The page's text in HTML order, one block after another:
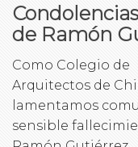
de Ramón
Como Colegio de
Arquitectos de
lamentamos
sensible